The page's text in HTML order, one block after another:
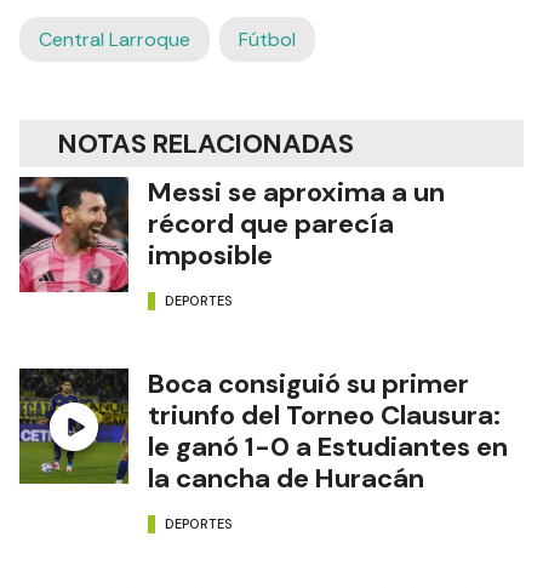
Central Larroque Fútbol
NOTAS RELACIONADAS
Messi se aproxima a un
récord que parecía
imposible
DEPORTES
Boca consiguió su primer
triunfo del Torneo Clausura:
le ganó 1-0 a Estudiantes en
la cancha de Huracán
DEPORTES